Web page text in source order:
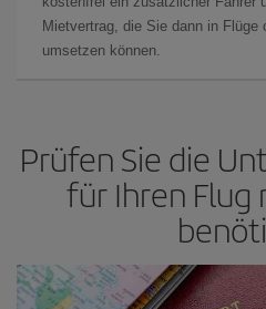
Mietvertrag, die Sie dann in Flüge
umsetzen können.
Prüfen Sie die
für Ihren Flug